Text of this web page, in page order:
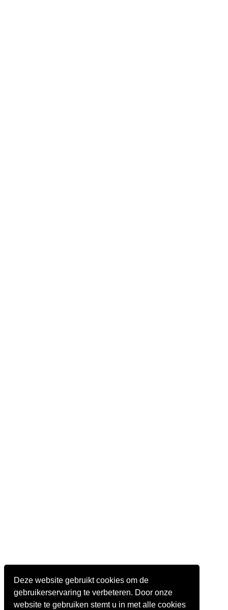
Deze website gebruikt cookies om de
gebruikerservaring te verbeteren. Door onze
website te gebruiken stemt u in met alle cookies